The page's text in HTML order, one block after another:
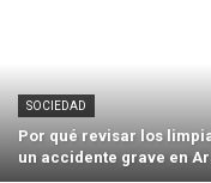
SOCIEDAD
Por qué revisar los
un accidente grave en